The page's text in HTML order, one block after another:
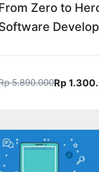
Zero to
5.890.000Rp